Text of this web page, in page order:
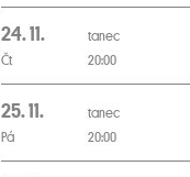
24. 11.
Čt
tanec
20:00
25. 11.
Pá
tanec
20:00